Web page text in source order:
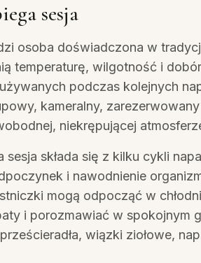
sesja
osoba doświadczona w
temperaturę, wilgotność i
podczas kolejnych
kameralny,
niekrępującej
sesja składa się z kilku cykli
i nawodnienie
mogą odpocząć w
i porozmawiać w spokojnym
wiązki ziołowe,